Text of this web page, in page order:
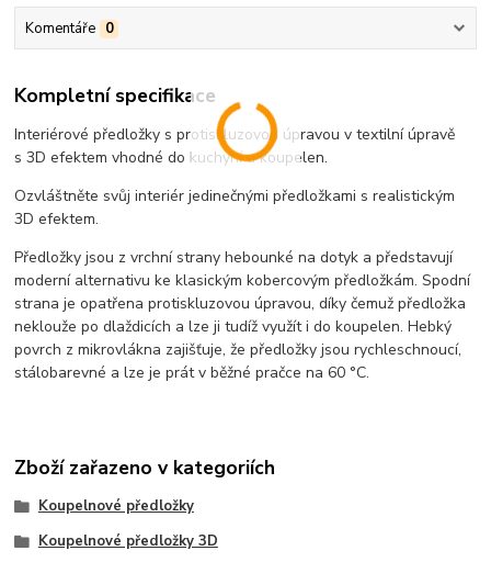
Komentáře 0
Kompletní specifikace
Interiérové předložky s protiskluzovou úpravou v textilní úpravě
s 3D efektem vhodné do kuchyní a koupelen.
Ozvláštněte svůj interiér jedinečnými předložkami s realistickým
3D efektem.
Předložky jsou z vrchní strany hebounké na dotyk a představují
moderní alternativu ke klasickým kobercovým předložkám. Spodní
strana je opatřena protiskluzovou úpravou, díky čemuž předložka
neklouže po dlaždicích a lze ji tudíž využít i do koupelen. Hebký
povrch z mikrovlákna zajišťuje, že předložky jsou rychleschnoucí,
stálobarevné a lze je prát v běžné pračce na 60 °C.
Zboží zařazeno v kategoriích
Koupelnové předložky
Koupelnové předložky 3D